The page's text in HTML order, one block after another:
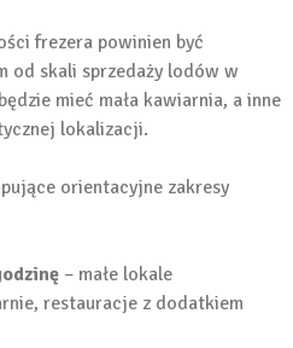
frezera powinien być
od skali sprzedaży lodów w
mieć mała kawiarnia, a inne
lokalizacji.
orientacyjne zakresy
– małe lokale
restauracje z dodatkiem